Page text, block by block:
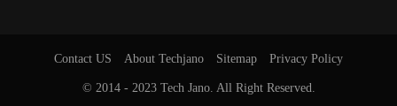
Contact US About Techjano Sitemap Privacy Policy
© 2014 - 2023 Tech Jano. All Right Reserved.